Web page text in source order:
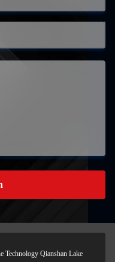
Technology Qianshan Lake